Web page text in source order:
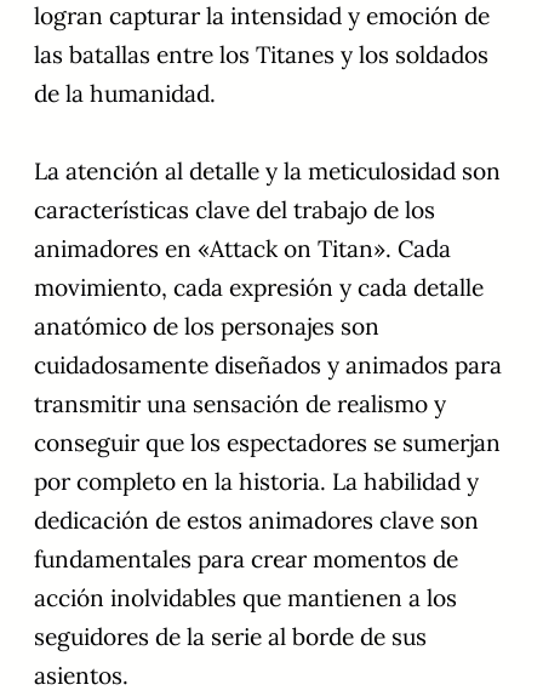
logran capturar la intensidad y emoción de
las batallas entre los Titanes y los soldados
de la humanidad.
La atención al detalle y la meticulosidad son
características clave del trabajo de los
animadores en «Attack on Titan». Cada
movimiento, cada expresión y cada detalle
anatómico de los personajes son
cuidadosamente diseñados y animados para
transmitir una sensación de realismo y
conseguir que los espectadores se sumerjan
por completo en la historia. La habilidad y
dedicación de estos animadores clave son
fundamentales para crear momentos de
acción inolvidables que mantienen a los
seguidores de la serie al borde de sus
asientos.